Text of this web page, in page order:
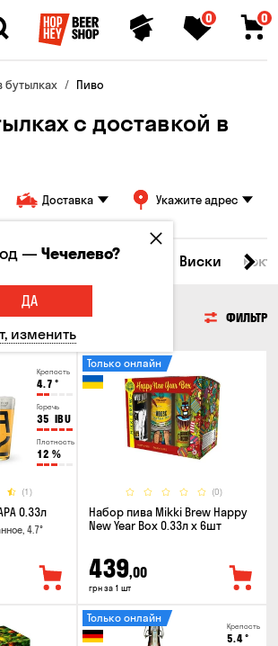
0 0
бутылках Пиво
с доставкой в
Доставка Укажите адрес
Пиво Сидр Виски
ФИЛЬТР
Крепость
4.7 °
Горечь
35 IBU
Плотность
12 %
(1)
0.33л
4.7°
(0)
Только онлайн
Набор пива Mikki Brew Happy
New Year Box 0.33л x 6шт
439,00
грн за 1 шт
Крепость
5.4°
Только онлайн
—Чечелево?
ДА
изменить